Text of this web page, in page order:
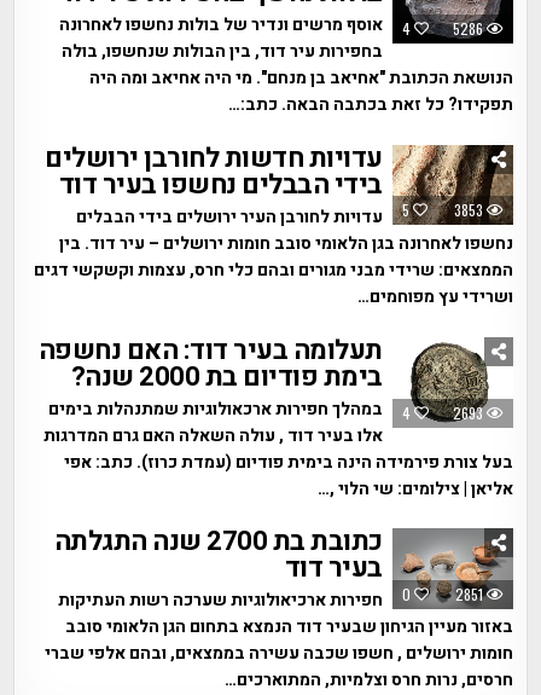
4 5286
אוסף מרשים ונדיר של בולות נחשפו לאחרונה
בחפירות עיר דוד, בין הבולות שנחשפו, בולה
הנושאת הכתובת "אחיאב בן מנחם". מי היה אחיאב ומה היה
תפקידו? כל זאת בכתבה הבאה. כתב:…
5 3853
עדויות חדשות לחורבן ירושלים
בידי הבבלים נחשפו בעיר דוד
עדויות לחורבן העיר ירושלים בידי הבבלים
נחשפו לאחרונה בגן הלאומי סובב חומות ירושלים – עיר דוד. בין
הממצאים: שרידי מבני מגורים ובהם כלי חרס, עצמות וקשקשי דגים
ושרידי עץ מפוחמים…
4 2693
תעלומה בעיר דוד: האם נחשפה
בימת פודיום בת 2000 שנה?
במהלך חפירות ארכאולוגיות שמתנהלות בימים
אלו בעיר דוד , עולה השאלה האם גרם המדרגות
בעל צורת פירמידה הינה בימית פודיום (עמדת כרוז). כתב: אפי
אליאן | צילומים: שי הלוי ,…
0 2851
כתובת בת 2700 שנה התגלתה
בעיר דוד
חפירות ארכיאולוגיות שערכה רשות העתיקות
באזור מעיין הגיחון שבעיר דוד הנמצא בתחום הגן הלאומי סובב
חומות ירושלים , חשפו שכבה עשירה בממצאים, ובהם אלפי שברי
חרסים, נרות חרס וצלמיות, המתוארכים…